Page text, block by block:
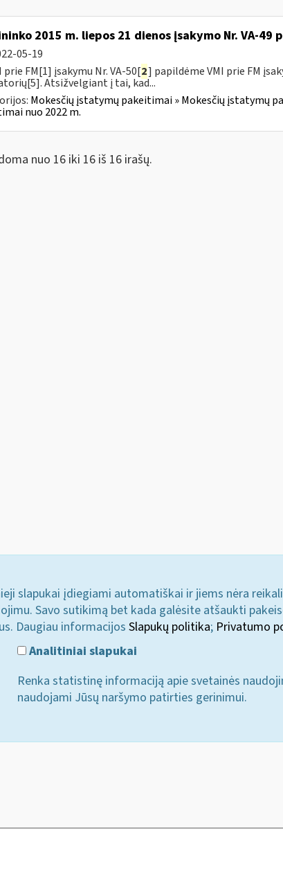
2015 m. liepos 21 dienos įsakymo Nr. VA-49
05-19
FM[1] įsakymu Nr. VA-50[2] papildėme VMI prie FM
Atsižvelgiant į tai, kad...
Mokesčių įstatymų pakeitimai » Mokesčių įstatymų
nuo 2022 m.
nuo 16 iki 16 iš 16 irašų.
slapukai įdiegiami automatiškai ir jiems nėra
Savo sutikimą bet kada galėsite atšaukti
Daugiau informacijos Slapukų politika; Privatumo
Analitiniai slapukai
Renka statistinę informaciją apie svetainės
naudojami Jūsų naršymo patirties gerinimui.